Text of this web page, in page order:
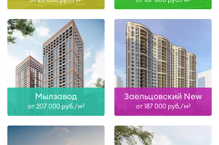
Мылзавод
от 207 000 руб./м2
Заельцовский New
от 187 000 руб./м2